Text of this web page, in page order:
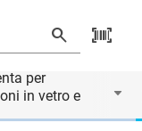
per
in vetro e